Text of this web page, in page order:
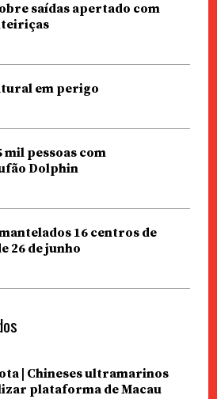
saídas apertado com
em perigo
mil pessoas com
Dolphin
16 centros de
26 de junho
| Chineses ultramarinos
plataforma de Macau